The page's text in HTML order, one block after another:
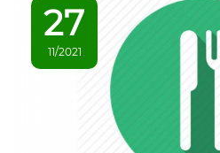
27
11/2021